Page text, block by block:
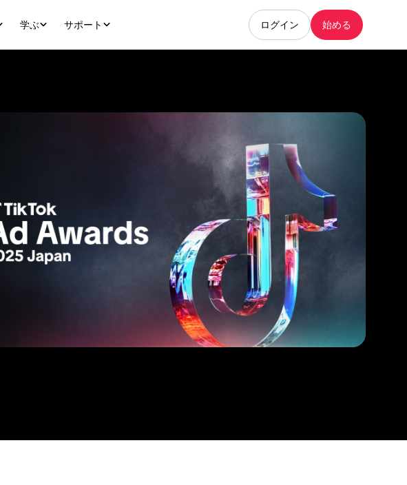
学ぶ サポート ログイン 始める